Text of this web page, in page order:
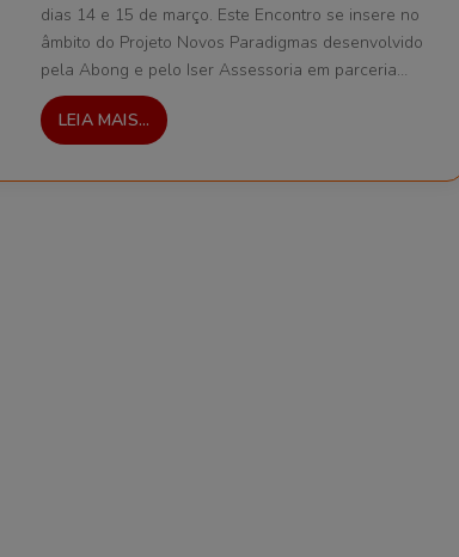
dias 14 e 15 de março. Este Encontro se insere no
âmbito do Projeto Novos Paradigmas desenvolvido
pela Abong e pelo Iser Assessoria em parceria…
LEIA MAIS...